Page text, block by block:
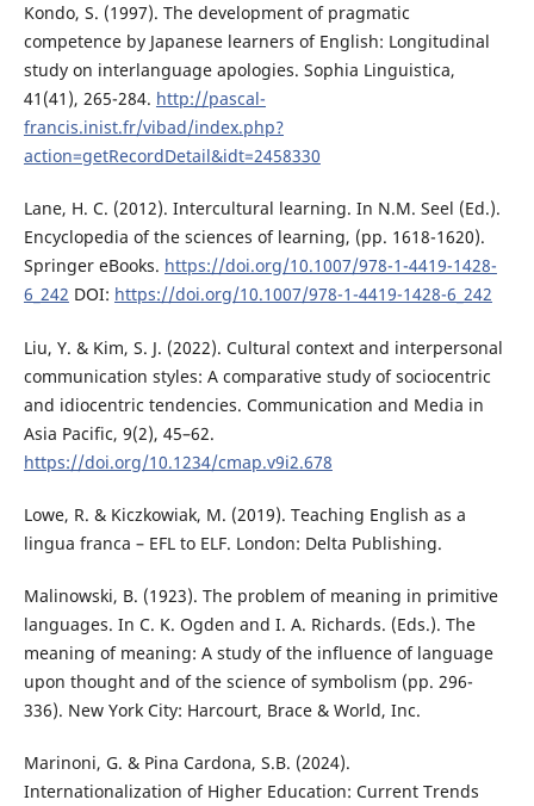
Kondo, S. (1997). The development of pragmatic
competence by Japanese learners of English: Longitudinal
study on interlanguage apologies. Sophia Linguistica,
41(41), 265-284. http://pascal-
francis.inist.fr/vibad/index.php?
action=getRecordDetail&idt=2458330
Lane, H. C. (2012). Intercultural learning. In N.M. Seel (Ed.).
Encyclopedia of the sciences of learning, (pp. 1618-1620).
Springer eBooks. https://doi.org/10.1007/978-1-4419-1428-
6_242 DOI: https://doi.org/10.1007/978-1-4419-1428-6_242
Liu, Y. & Kim, S. J. (2022). Cultural context and interpersonal
communication styles: A comparative study of sociocentric
and idiocentric tendencies. Communication and Media in
Asia Pacific, 9(2), 45–62.
https://doi.org/10.1234/cmap.v9i2.678
Lowe, R. & Kiczkowiak, M. (2019). Teaching English as a
lingua franca – EFL to ELF. London: Delta Publishing.
Malinowski, B. (1923). The problem of meaning in primitive
languages. In C. K. Ogden and I. A. Richards. (Eds.). The
meaning of meaning: A study of the influence of language
upon thought and of the science of symbolism (pp. 296-
336). New York City: Harcourt, Brace & World, Inc.
Marinoni, G. & Pina Cardona, S.B. (2024).
Internationalization of Higher Education: Current Trends